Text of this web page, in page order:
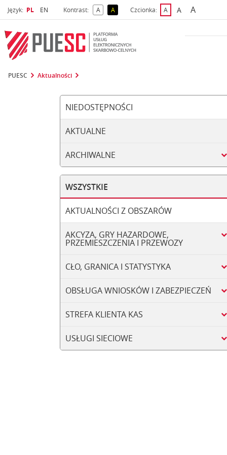
Język: Wybrany język
PL Wybierz język
EN Kontrast: Akontrast domyślny
Akontrast żółty tekst na czarnym tle
Czcionka: Adomyślna czcionka
Awiększa
A
PUESC Aktualności
NIEDOSTĘPNOŚCI
AKTUALNE
ARCHIWALNE
WSZYSTKIE
AKTUALNOŚCI Z OBSZARÓW
AKCYZA, GRY HAZARDOWE,
PRZEMIESZCZENIA I PRZEWOZY
CŁO, GRANICA I STATYSTYKA
OBSŁUGA WNIOSKÓW I ZABEZPIECZEŃ
STREFA KLIENTA KAS
USŁUGI SIECIOWE